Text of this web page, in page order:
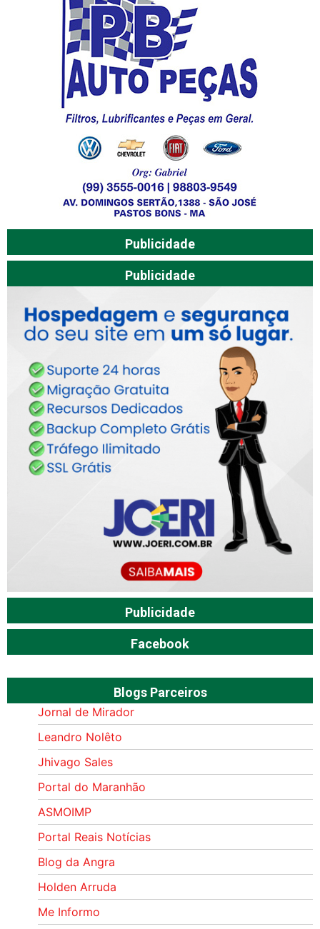
Publicidade
Publicidade
Publicidade
Facebook
Blogs Parceiros
Jornal de Mirador
Leandro Nolêto
Jhivago Sales
Portal do Maranhão
ASMOIMP
Portal Reais Notí­cias
Blog da Angra
Holden Arruda
Me Informo